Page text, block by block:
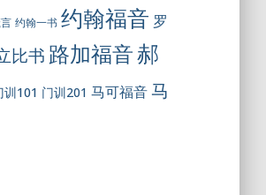
约翰一书 约翰福音 罗
比书 路加福音郝
训101 门训201 马可福音 马